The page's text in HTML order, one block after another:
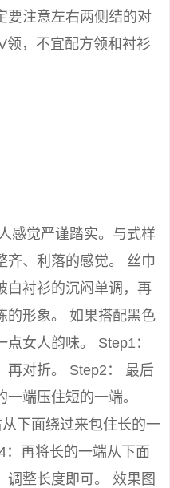
要注意左右两侧结的对
领，不宜配方领和衬衫
感觉严谨踏实。与式样
齐、利落的感觉。 丝巾
白衬衫的沉闷单调，再
的形象。 如果搭配黑色
女人韵味。 Step1：
再对折。 Step2： 最后
端压住短的一端。
下面绕过来包住长的一
：再将长的一端从下面
调整长度即可。 效果图